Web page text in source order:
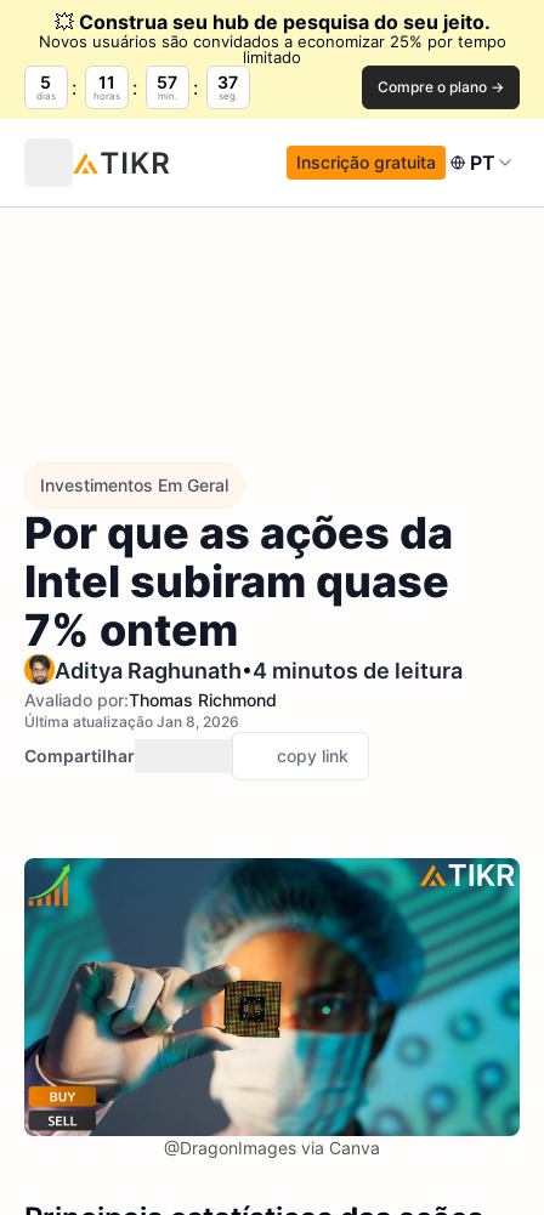
💥 Construa seu hub de pesquisa do seu jeito.
Novos usuários são convidados a economizar 25% por tempo
limitado
5
dias
11
horas
57
min.
36
seg. Compre o plano →
Inscrição gratuita PT
Investimentos Em Geral
Por que as ações da
Intel subiram quase
7% ontem
Aditya Raghunath•4 minutos de leitura
Avaliado por:Thomas Richmond
Última atualização Jan 8, 2026
Compartilhar copy link
@DragonImages via Canva